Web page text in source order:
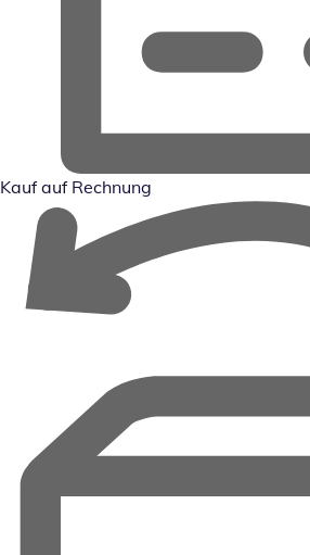
Kauf auf Rechnung